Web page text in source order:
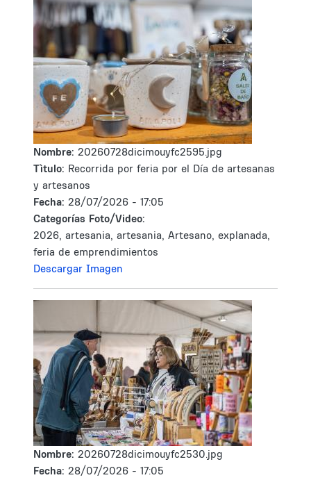
Nombre: 20260728dicimouyfc2595.jpg
Tìtulo: Recorrida por feria por el Día de artesanas
y artesanos
Fecha: 28/07/2026 - 17:05
Categorías Foto/Video:
2026, artesania, artesania, Artesano, explanada,
feria de emprendimientos
Descargar Imagen
Nombre: 20260728dicimouyfc2530.jpg
Fecha: 28/07/2026 - 17:05